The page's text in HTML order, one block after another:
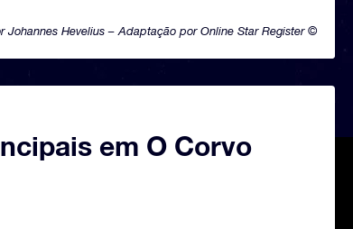
Johannes Hevelius – Adaptação por Online Star Register ©
em O Corvo